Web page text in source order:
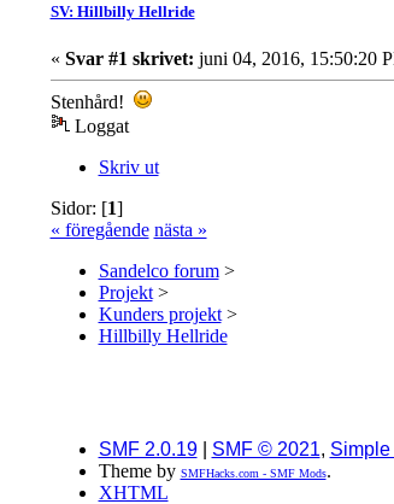
SV: Hillbilly Hellride
« Svar #1 skrivet: juni 04, 2016, 15:50:20
Stenhård!
Loggat
Skriv ut
Sidor: [1]
« föregående nästa »
Sandelco forum>
Projekt>
Kunders projekt>
Hillbilly Hellride
SMF 2.0.19| SMF © 2021,
Theme by SMFHacks.com - SMF Mods.
XHTML